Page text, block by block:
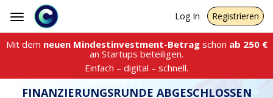
Toggle
navigation
Log In Registrieren
Mit dem neuen Mindestinvestment-Betragschon ab 250€
an Startups beteiligen.
Einfach – digital – schnell.
FINANZIERUNGSRUNDE ABGESCHLOSSEN